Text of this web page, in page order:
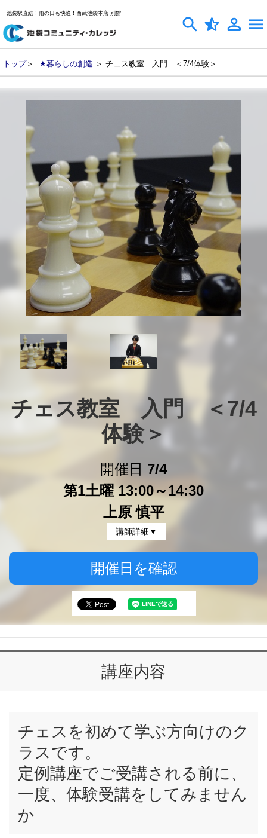
池袋駅直結！雨の日も快適！西武池袋本店 別館
トップ＞ ★暮らしの創造 ＞ チェス教室 入門 ＜7/4体験＞
チェス教室　入門　＜7/4
体験＞
開催日 7/4
第1土曜 13:00～14:30
上原 慎平
講師詳細▼
開催日を確認
講座内容
チェスを初めて学ぶ方向けのク
ラスです。
定例講座でご受講される前に、
一度、体験受講をしてみません
か